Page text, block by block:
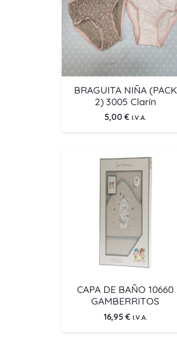
BRAGUITA NIÑA (PACK
2) 3005 Clarín
5,00 € I.V.A.
CAPA DE BAÑO 10660
GAMBERRITOS
16,95 € I.V.A.